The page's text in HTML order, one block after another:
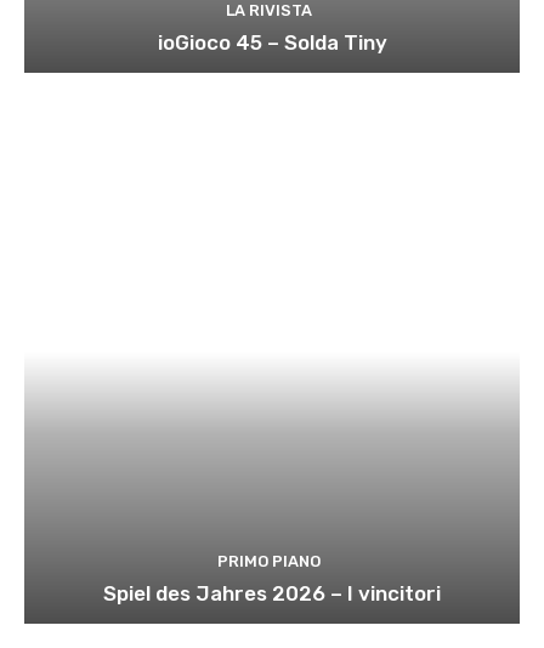
LA RIVISTA
ioGioco 45 – Solda Tiny
PRIMO PIANO
Spiel des Jahres 2026 – I vincitori